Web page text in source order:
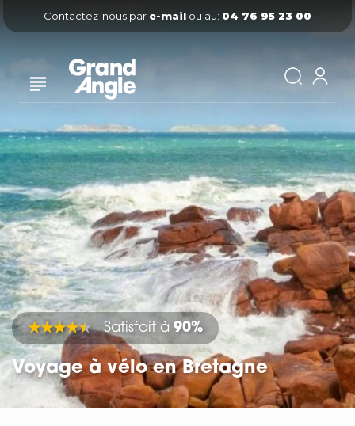
Contactez-nous par e-mail ou au: 04 76 95 23 00
Satisfait à 90%
Voyage à vélo en Bretagne